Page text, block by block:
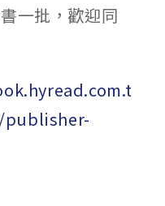
一批，歡迎同
publisher-